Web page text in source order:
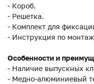
- Короб.
- Решетка.
- Комплект для
- Инструкция по
Особенности и
- Наличие выпускных
- Медно-алюминиевый